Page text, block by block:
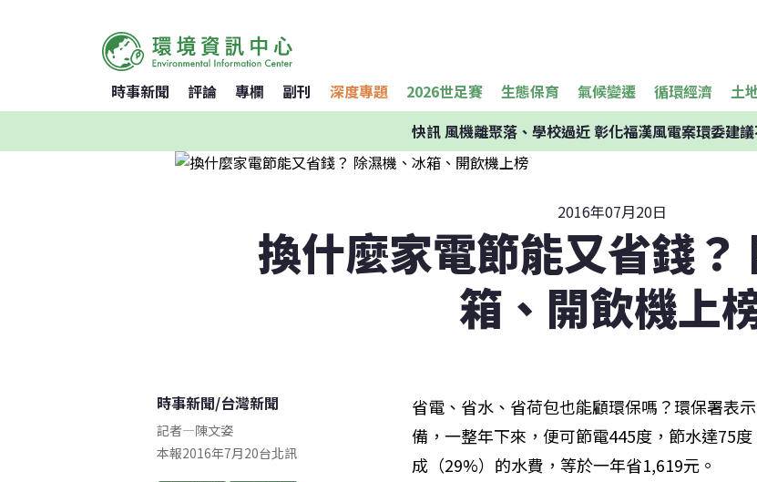
時事新聞 評論 專欄 副刊 深度專題 2026世足賽 生態保育 氣候變遷 循環經濟 土
快訊風機離聚落、學校過近 彰化福漢風電案環委建
2016年07月20日
換什麼家電節能又省錢？
箱、開飲機上
時事新聞/台灣新聞
記者—陳文姿
本報2016年7月20台北訊
省電、省水、省荷包也能顧環保嗎？環保署表
備，一整年下來，便可節電445度，節水達75
成（29%）的水費，等於一年省1,619元。